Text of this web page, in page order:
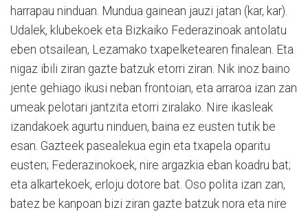
harrapau ninduan. Mundua gainean jauzi jatan (kar, kar).
Udalek, klubekoek eta Bizkaiko Federazinoak antolatu
eben otsailean, Lezamako txapelketearen finalean. Eta
nigaz ibili ziran gazte batzuk etorri ziran. Nik inoz baino
jente gehiago ikusi neban frontoian, eta arraroa izan zan
umeak pelotari jantzita etorri ziralako. Nire ikasleak
izandakoek agurtu ninduen, baina ez eusten tutik be
esan. Gazteek pasealekua egin eta txapela oparitu
eusten; Federazinokoek, nire argazkia eban koadru bat;
eta alkartekoek, erloju dotore bat. Oso polita izan zan,
batez be kanpoan bizi ziran gazte batzuk nora eta nire